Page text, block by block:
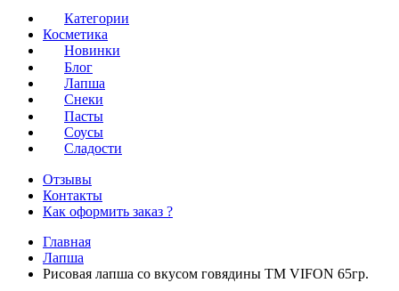
Категории
Косметика
Новинки
Блог
Лапша
Снеки
Пасты
Соусы
Сладости
Отзывы
Контакты
Как оформить заказ ?
Главная
Лапша
Рисовая лапша со вкусом говядины TM VIFON 65гр.